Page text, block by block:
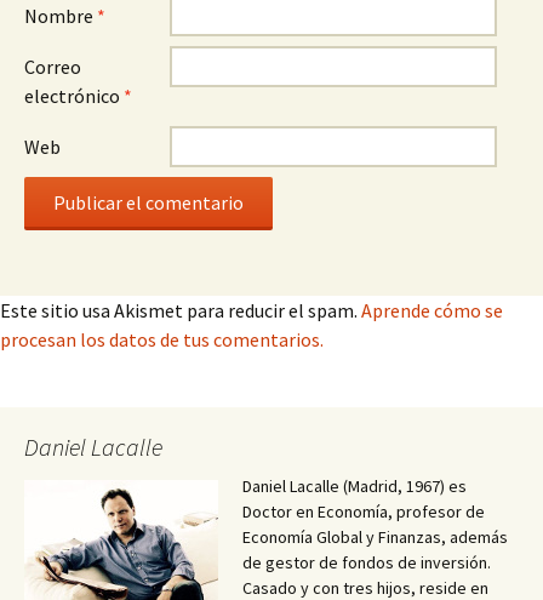
Nombre *
Correo
electrónico *
Web
Este sitio usa Akismet para reducir el spam. Aprende cómo se
procesan los datos de tus comentarios.
Daniel Lacalle
Daniel Lacalle (Madrid, 1967) es
Doctor en Economía, profesor de
Economía Global y Finanzas, además
de gestor de fondos de inversión.
Casado y con tres hijos, reside en